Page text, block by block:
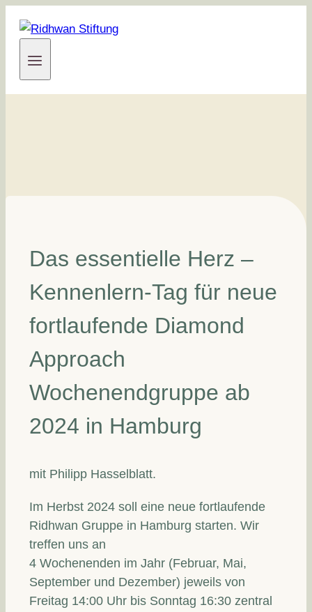
Inhalt
Das essentielle Herz –
Kennenlern-Tag für neue
fortlaufende Diamond
Approach
Wochenendgruppe ab
2024 in Hamburg
mit Philipp Hasselblatt.
Im Herbst 2024 soll eine neue fortlaufende
Ridhwan Gruppe in Hamburg starten. Wir
treffen uns an
4 Wochenenden im Jahr (Februar, Mai,
September und Dezember) jeweils von
Freitag 14:00 Uhr bis Sonntag 16:30 zentral